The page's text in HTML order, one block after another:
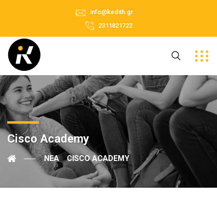
info@kedith.gr
2311821722
Cisco Academy
ΝΈΑ CISCO ACADEMY